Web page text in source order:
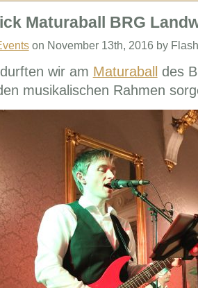
Maturaball
in
Linz
Maturaball BRG
on November 13th, 2016 by Flash
wir am Maturaball
des
musikalischen Rahmen